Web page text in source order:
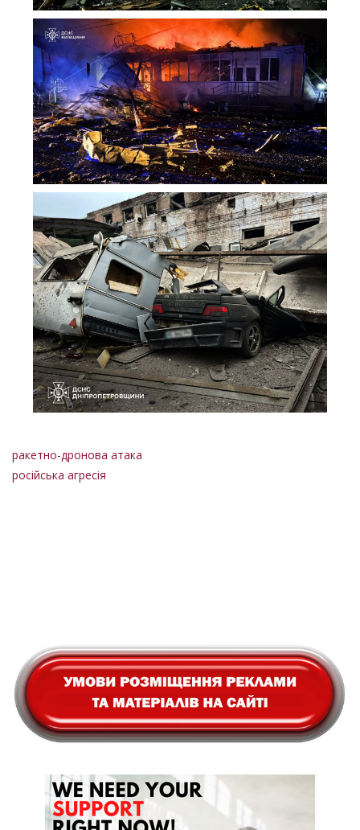
ракетно-дронова атака
російська агресія